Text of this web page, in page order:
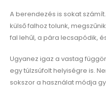
A berendezés is sokat
külső falhoz tolunk,
fal lehűl, a pára lecsapódik,
Ugyanez igaz a vastag
egy túlzsúfolt helyiségre is.
sokszor a használat módja